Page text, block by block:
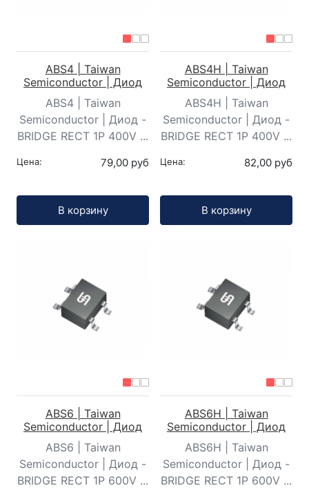
ABS4 | Taiwan
Semiconductor | Диод
ABS4 | Taiwan
Semiconductor | Диод -
BRIDGE RECT 1P 400V ...
Цена: 79,00 руб
В корзину
ABS4H | Taiwan
Semiconductor | Диод
ABS4H | Taiwan
Semiconductor | Диод -
BRIDGE RECT 1P 400V ...
Цена: 82,00 руб
В корзину
ABS6 | Taiwan
Semiconductor | Диод
ABS6 | Taiwan
Semiconductor | Диод -
BRIDGE RECT 1P 600V ...
ABS6H | Taiwan
Semiconductor | Диод
ABS6H | Taiwan
Semiconductor | Диод -
BRIDGE RECT 1P 600V ...